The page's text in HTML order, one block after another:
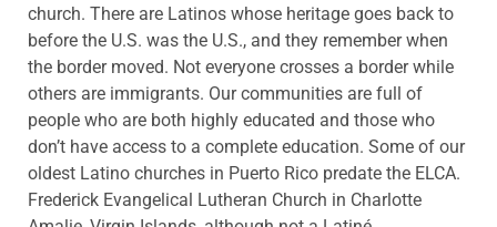
church. There are Latinos whose heritage goes back to
before the U.S. was the U.S., and they remember when
the border moved. Not everyone crosses a border while
others are immigrants. Our communities are full of
people who are both highly educated and those who
don’t have access to a complete education. Some of our
oldest Latino churches in Puerto Rico predate the ELCA.
Frederick Evangelical Lutheran Church in Charlotte